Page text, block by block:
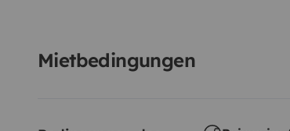
Mietbedingungen